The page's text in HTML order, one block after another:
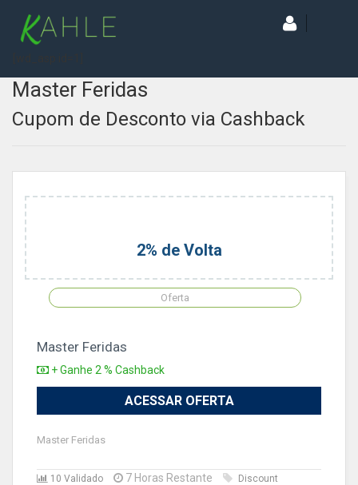
Master Feridas
Cupom de Desconto via Cashback
2% de Volta
Oferta
Master Feridas
+ Ganhe 2 % Cashback
ACESSAR OFERTA
Master Feridas
10 Validado 7 Horas Restante Discount